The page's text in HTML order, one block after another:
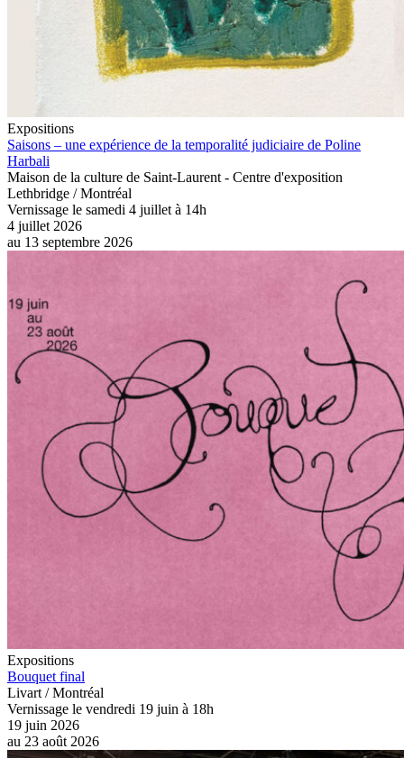
Expositions
Saisons – une expérience de la temporalité judiciaire de Poline
Harbali
Maison de la culture de Saint-Laurent - Centre d'exposition
Lethbridge / Montréal
Vernissage le samedi 4 juillet à 14h
4 juillet 2026
au 13 septembre 2026
Expositions
Bouquet final
Livart / Montréal
Vernissage le vendredi 19 juin à 18h
19 juin 2026
au 23 août 2026